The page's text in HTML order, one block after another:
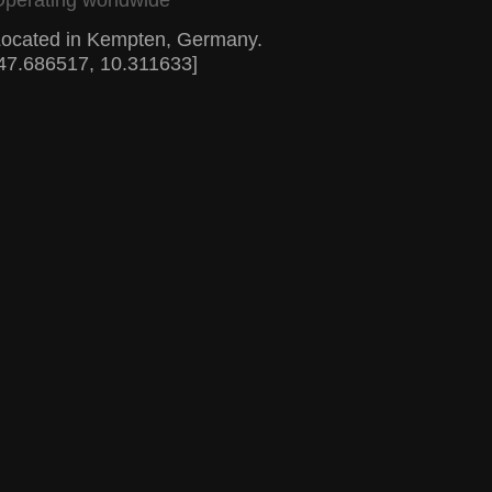
in Kempten, Germany.
10.311633]